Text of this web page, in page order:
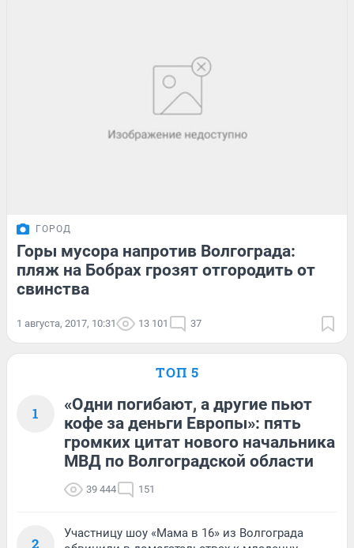
ГОРОД
Горы мусора напротив Волгограда:
пляж на Бобрах грозят отгородить от
свинства
1 августа, 2017, 10:31 13 101 37
ТОП 5
1
«Одни погибают, а другие пьют
кофе за деньги Европы»: пять
громких цитат нового начальника
МВД по Волгоградской области
39 444 151
2
Участницу шоу «Мама в 16» из Волгограда